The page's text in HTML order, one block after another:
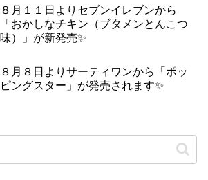
８月１１日よりセブンイレブンから
「おかしなチキン（ブタメンとんこつ
味）」が新発売✨
８月８日よりサーティワンから「ポッ
ピングスター」が発売されます✨